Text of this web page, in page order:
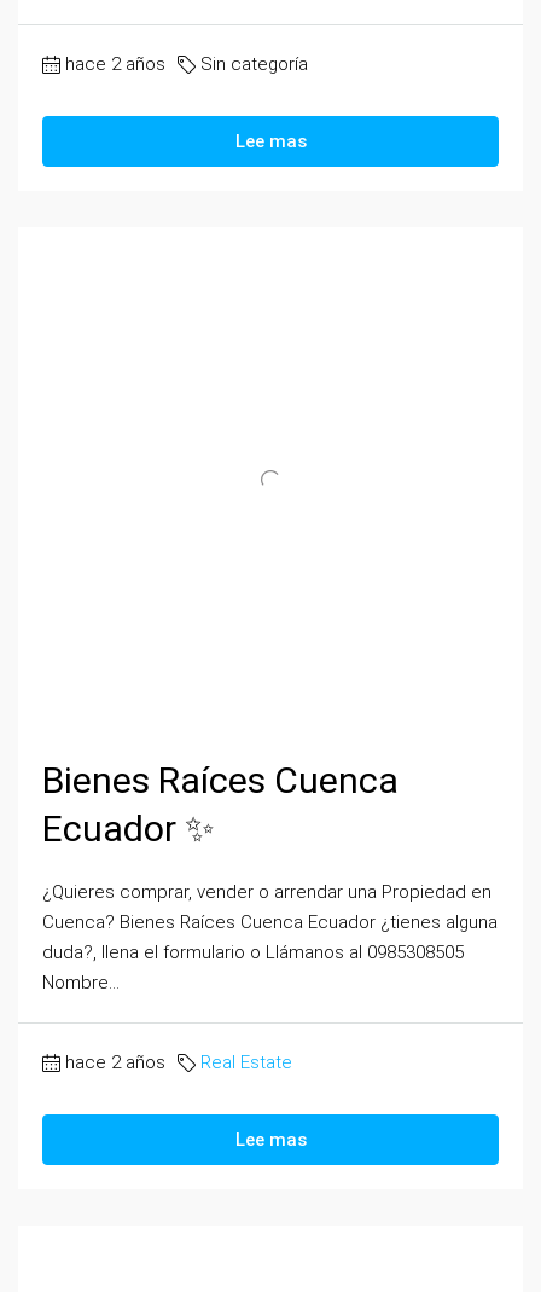
hace 2 años Sin categoría
Lee mas
Bienes Raíces Cuenca
Ecuador ✨
¿Quieres comprar, vender o arrendar una Propiedad en
Cuenca? Bienes Raíces Cuenca Ecuador ¿tienes alguna
duda?, llena el formulario o Llámanos al 0985308505
Nombre...
hace 2 años Real Estate
Lee mas